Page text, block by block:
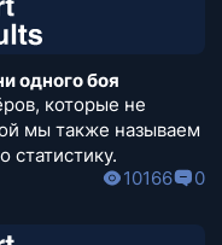
одного боя
которые не
мы также называем
статистику.
10166 0